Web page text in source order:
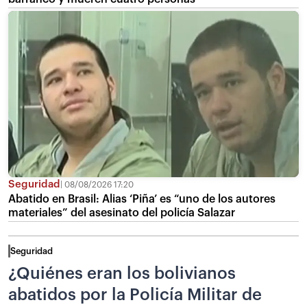
Seguridad 08/08/2026 17:20
Abatido en Brasil: Alias ‘Piña’ es “uno de los autores
materiales” del asesinato del policía Salazar
Seguridad
¿Quiénes eran los bolivianos
abatidos por la Policía Militar de